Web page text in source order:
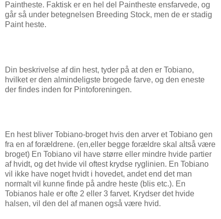
Paintheste. Faktisk er en hel del Paintheste ensfarvede, og
går så under betegnelsen Breeding Stock, men de er stadig
Paint heste.
Din beskrivelse af din hest, tyder på at den er Tobiano,
hvilket er den almindeligste brogede farve, og den eneste
der findes inden for Pintoforeningen.
En hest bliver Tobiano-broget hvis den arver et Tobiano gen
fra en af forældrene. (en,eller begge forældre skal altså være
broget) En Tobiano vil have større eller mindre hvide partier
af hvidt, og det hvide vil oftest krydse ryglinien. En Tobiano
vil ikke have noget hvidt i hovedet, andet end det man
normalt vil kunne finde på andre heste (blis etc.). En
Tobianos hale er ofte 2 eller 3 farvet. Krydser det hvide
halsen, vil den del af manen også være hvid.